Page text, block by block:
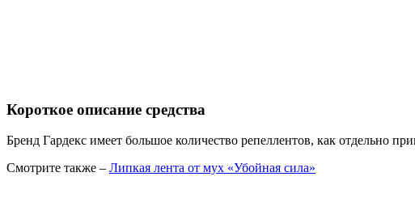
Короткое описание средства
Бренд Гардекс имеет большое количество репеллентов, как отдельно
Смотрите также – Липкая лента от мух «Убойная сила»